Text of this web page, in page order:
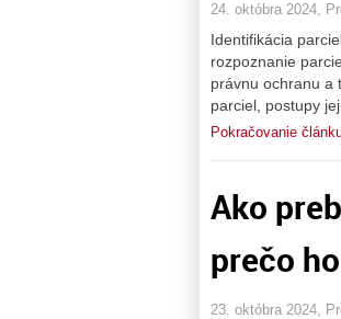
24. októbra 2024,
Identifikácia
rozpoznanie
právnu ochranu a
parciel, postupy
Pokračovanie
Ako
prečo
23. októbra 2024,